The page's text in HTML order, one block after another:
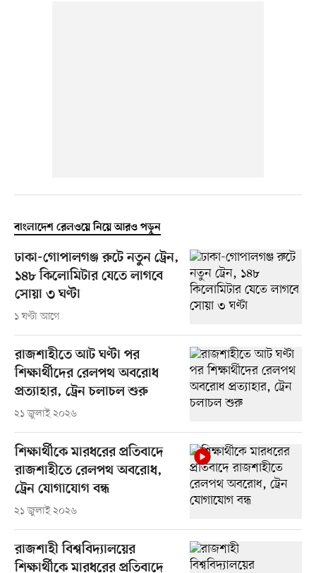
বাংলাদেশ রেলওয়ে নিয়ে আরও পড়ুন
ঢাকা-গোপালগঞ্জ রুটে নতুন ট্রেন,
১৪৮ কিলোমিটার যেতে লাগবে
সোয়া ৩ ঘণ্টা
১ ঘণ্টা আগে
রাজশাহীতে আট ঘণ্টা পর
শিক্ষার্থীদের রেলপথ অবরোধ
প্রত্যাহার, ট্রেন চলাচল শুরু
২১ জুলাই ২০২৬
শিক্ষার্থীকে মারধরের প্রতিবাদে
রাজশাহীতে রেলপথ অবরোধ,
ট্রেন যোগাযোগ বন্ধ
২১ জুলাই ২০২৬
রাজশাহী বিশ্ববিদ্যালয়ের
শিক্ষার্থীকে মারধরের প্রতিবাদে